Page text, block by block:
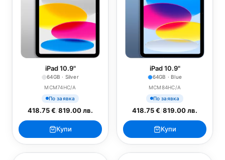
iPad 10.9"
64GB · Silver
MCM74HC/A
По заявка
418.75 €/819.00 лв.
Купи
iPad 10.9"
64GB · Blue
MCM84HC/A
По заявка
418.75 €/819.00 лв.
Купи